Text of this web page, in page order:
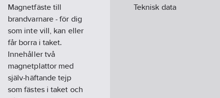
Magnetfäste till
brandvarnare - för dig
som inte vill, kan eller
får borra i taket.
Innehåller två
magnetplattor med
själv-häftande tejp
som fästes i taket och
Teknisk data